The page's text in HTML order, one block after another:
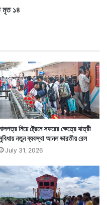
মৃত ১৪
নিয়ে ট্রেনে সফরের ক্ষেত্রে যাত্রী
নতুন ব্যবস্থা আনল ভারতীয় রেল
July 31, 2026